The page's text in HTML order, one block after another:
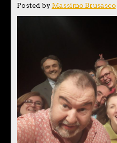
Posted by Massimo Brusasco